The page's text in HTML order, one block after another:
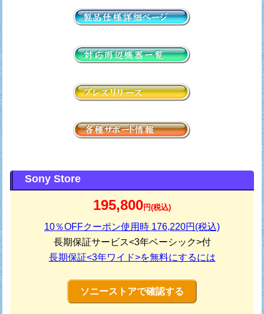
Sony Store
195,800円(税込)
10％OFFクーポン使用時 176,220円(税込)
長期保証サービス<3年ベーシック>付
長期保証<3年ワイド>を無料にするには
ソニーストアで確認する